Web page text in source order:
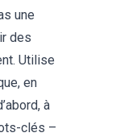
une
des
Utilise
en
à
clés –